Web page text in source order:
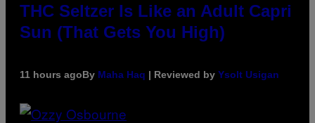
THC Seltzer Is Like an Adult Capri
Sun (That Gets You High)
11 hours agoBy Maha Haq | Reviewed by Ysolt Usigan